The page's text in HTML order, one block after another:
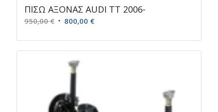
ΠΙΣΩ ΑΞΟΝΑΣ AUDI TT 2006-
950,00€ Original
was:
800,00 €Η
τιμή